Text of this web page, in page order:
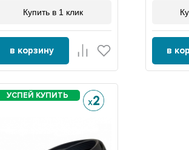
Купить в 1 клик
в корзину в